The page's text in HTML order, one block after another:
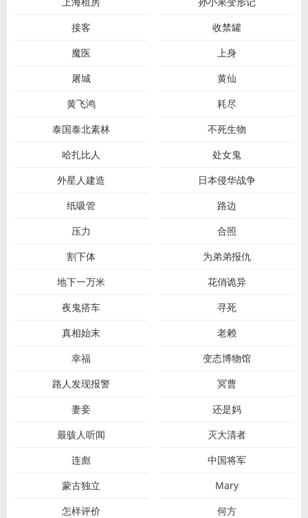
接客
收禁罐
魔医
上身
屠城
黄仙
黄飞鸿
耗尽
泰国泰北素林
不死生物
哈扎比人
处女鬼
外星人建造
日本侵华战争
纸吸管
路边
压力
合照
割下体
为弟弟报仇
地下一万米
花俏诡异
夜鬼搭车
寻死
真相始末
老赖
幸福
变态博物馆
路人发现报警
冥曹
妻妾
还是妈
最骇人听闻
灭大清者
连彪
中国将军
蒙古独立
Mary
怎样评价
何方